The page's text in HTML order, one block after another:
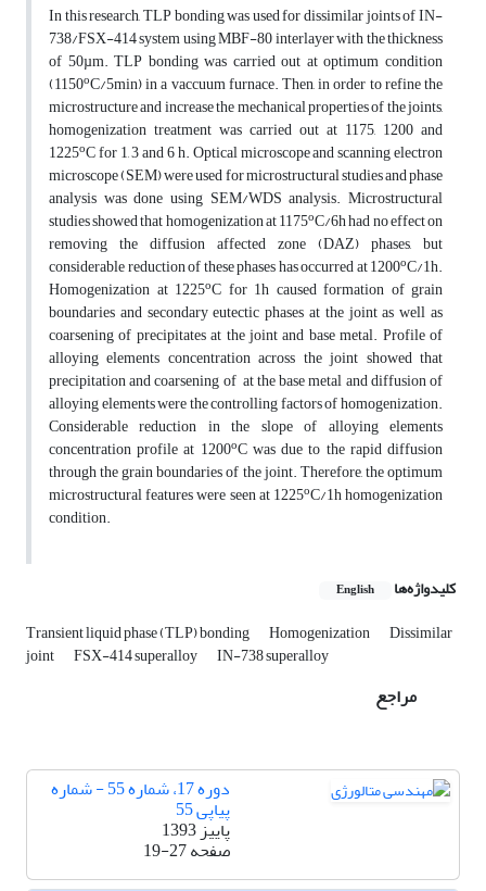
In this research, TLP bonding was used for dissimilar joints of IN-
738/FSX-414 system using MBF-80 interlayer with the thickness
of 50µm. TLP bonding was carried out at optimum condition
(1150oC/5min) in a vaccuum furnace. Then, in order to refine the
microstructure and increase the mechanical properties of the joints,
homogenization treatment was carried out at 1175, 1200 and
1225oC for 1, 3 and 6 h. Optical microscope and scanning electron
microscope (SEM) were used for microstructural studies and phase
analysis was done using SEM/WDS analysis. Microstructural
studies showed that homogenization at 1175oC/6h had no effect on
removing the diffusion affected zone (DAZ) phases, but
considerable reduction of these phases has occurred at 1200oC/1h.
Homogenization at 1225oC for 1h caused formation of grain
boundaries and secondary eutectic phases at the joint as well as
coarsening of precipitates at the joint and base metal. Profile of
alloying elements concentration across the joint showed that
precipitation and coarsening of at the base metal and diffusion of
alloying elements were the controlling factors of homogenization.
Considerable reduction in the slope of alloying elements
concentration profile at 1200oC was due to the rapid diffusion
through the grain boundaries of the joint. Therefore, the optimum
microstructural features were seen at 1225oC/1h homogenization
condition.
کلیدواژه‌ها English
Transient liquid phase (TLP) bonding Homogenization Dissimilar
joint FSX-414 superalloy IN-738 superalloy
مراجع
دوره 17، شماره 55 - شماره
پیاپی 55
پاییز 1393
صفحه19-27